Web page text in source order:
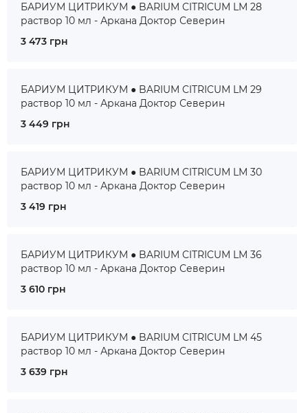
БАРИУМ ЦИТРИКУМ ● BARIUM CITRICUM LM 28
раствор 10 мл - Аркана Доктор Северин
3 473 грн
БАРИУМ ЦИТРИКУМ ● BARIUM CITRICUM LM 29
раствор 10 мл - Аркана Доктор Северин
3 449 грн
БАРИУМ ЦИТРИКУМ ● BARIUM CITRICUM LM 30
раствор 10 мл - Аркана Доктор Северин
3 419 грн
БАРИУМ ЦИТРИКУМ ● BARIUM CITRICUM LM 36
раствор 10 мл - Аркана Доктор Северин
3 610 грн
БАРИУМ ЦИТРИКУМ ● BARIUM CITRICUM LM 45
раствор 10 мл - Аркана Доктор Северин
3 639 грн